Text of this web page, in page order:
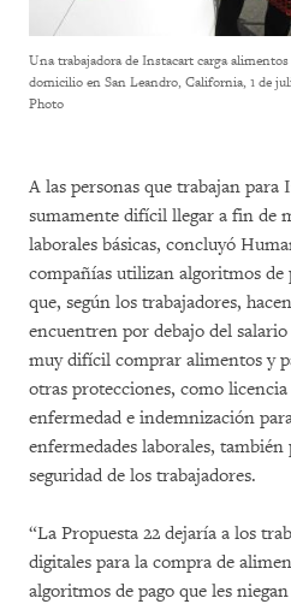
Una trabajadora de Instacart carga
domicilio en San Leandro, California, 1 de
Photo
A las personas que trabajan para
sumamente difícil llegar a fin de
laborales básicas, concluyó
compañías utilizan algoritmos de
que, según los trabajadores,
encuentren por debajo del
muy difícil comprar alimentos y
otras protecciones, como
enfermedad e indemnización
enfermedades laborales,
seguridad de los trabajadores.
“La Propuesta 22 dejaría a los
digitales para la compra de
algoritmos de pago que les